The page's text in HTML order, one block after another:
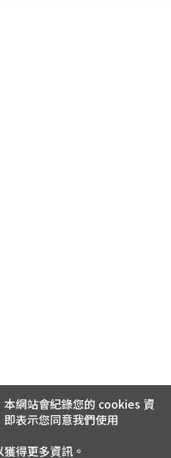
網站會紀錄您的 cookies 資
表示您同意我們使用
獲得更多資訊。